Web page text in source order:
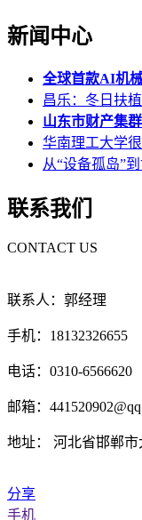
新闻中心
全球首款AI机
昌乐：冬日扶
山东市财产集
华南理工大学
从“设备孤岛”
联系我们
CONTACT US
联系人：郭经理
手机：18132326655
电话：0310-6566620
邮箱：
地址： 河北省邯郸
分享
手机